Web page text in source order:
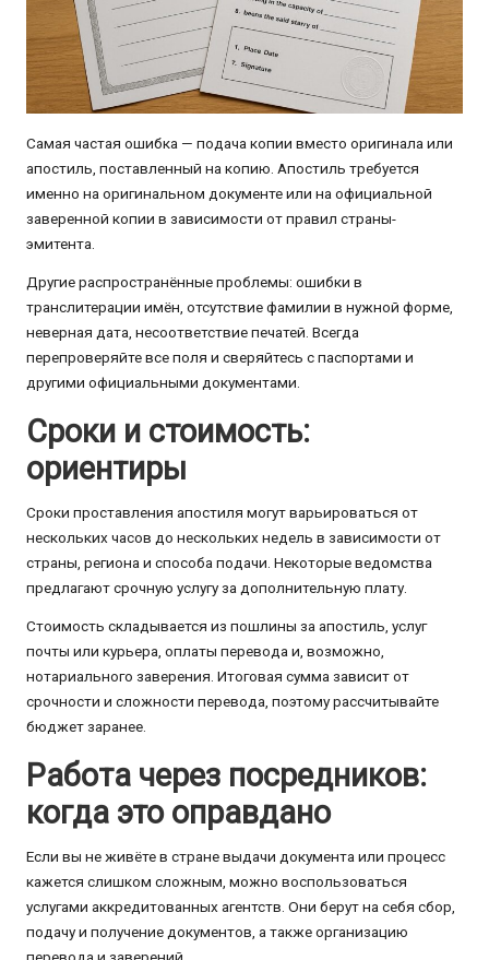
Самая частая ошибка — подача копии вместо оригинала или
апостиль, поставленный на копию. Апостиль требуется
именно на оригинальном документе или на официальной
заверенной копии в зависимости от правил страны-
эмитента.
Другие распространённые проблемы: ошибки в
транслитерации имён, отсутствие фамилии в нужной форме,
неверная дата, несоответствие печатей. Всегда
перепроверяйте все поля и сверяйтесь с паспортами и
другими официальными документами.
Сроки и стоимость:
ориентиры
Сроки проставления апостиля могут варьироваться от
нескольких часов до нескольких недель в зависимости от
страны, региона и способа подачи. Некоторые ведомства
предлагают срочную услугу за дополнительную плату.
Стоимость складывается из пошлины за апостиль, услуг
почты или курьера, оплаты перевода и, возможно,
нотариального заверения. Итоговая сумма зависит от
срочности и сложности перевода, поэтому рассчитывайте
бюджет заранее.
Работа через посредников:
когда это оправдано
Если вы не живёте в стране выдачи документа или процесс
кажется слишком сложным, можно воспользоваться
услугами аккредитованных агентств. Они берут на себя сбор,
подачу и получение документов, а также организацию